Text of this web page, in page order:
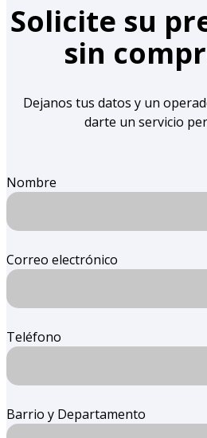
Solicite su
sin
Dejanos tus datos y un
darte un servicio
Nombre
Correo electrónico
Teléfono
Barrio y Departamento